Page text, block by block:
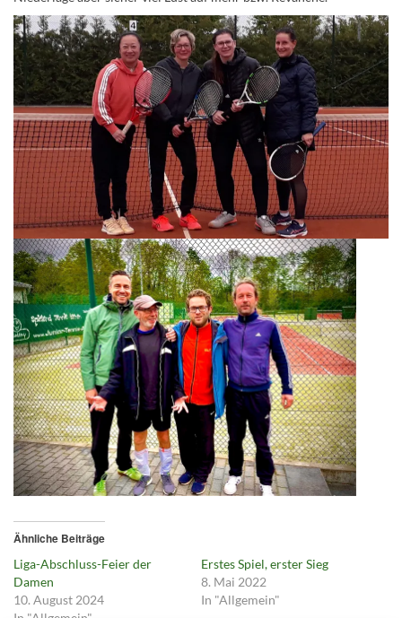
Ähnliche Beiträge
Liga-Abschluss-Feier der
Damen
10. August 2024
Erstes Spiel, erster Sieg
8. Mai 2022
In "Allgemein"